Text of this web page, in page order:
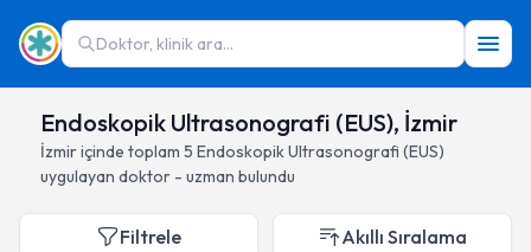
Doktor, klinik ara...
Endoskopik Ultrasonografi (EUS), İzmir
İzmiriçinde toplam 5 Endoskopik Ultrasonografi (EUS)
uygulayan doktor - uzman bulundu
Filtrele Akıllı Sıralama